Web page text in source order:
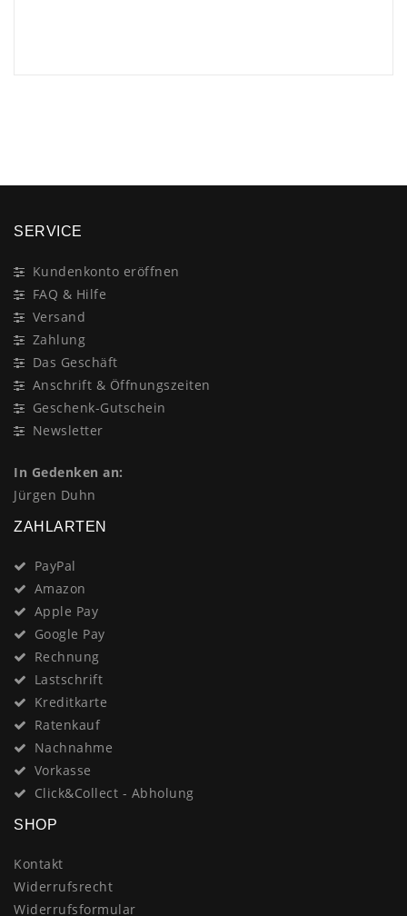
SERVICE
Kundenkonto eröffnen
FAQ & Hilfe
Versand
Zahlung
Das Geschäft
Anschrift & Öffnungszeiten
Geschenk-Gutschein
Newsletter
In Gedenken an:
Jürgen Duhn
ZAHLARTEN
PayPal
Amazon
Apple Pay
Google Pay
Rechnung
Lastschrift
Kreditkarte
Ratenkauf
Nachnahme
Vorkasse
Click&Collect - Abholung
SHOP
Kontakt
Widerrufsrecht
Widerrufsformular